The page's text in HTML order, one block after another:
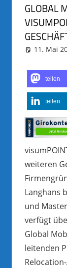
GLOBAL
11. Mai
teilen
teilen
weiteren
Langhans
und
verfügt
Global
leitenden